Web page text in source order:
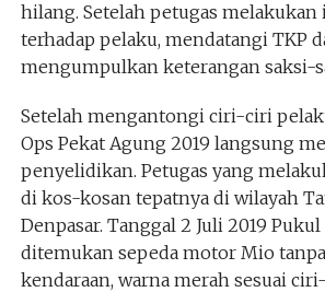
hilang. Setelah petugas melakukan
terhadap pelaku, mendatangi TKP
mengumpulkan keterangan saksi-
Setelah mengantongi ciri-ciri
Ops Pekat Agung 2019 langsung
penyelidikan. Petugas yang
di kos-kosan tepatnya di wilayah
Denpasar. Tanggal 2 Juli 2019
ditemukan sepeda motor Mio
kendaraan, warna merah sesuai